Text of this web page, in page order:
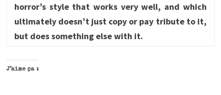
horror’s style that works very well, and which
ultimately doesn’t just copy or pay tribute to it,
but does something else with it.
J’aime ça :